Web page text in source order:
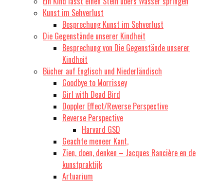
Kunst im Sehverlust
Besprechung Kunst im Sehverlust
Die Gegenstände unserer Kindheit
Besprechung von Die Gegenstände unserer
Kindheit
Bücher auf Englisch und Niederländisch
Goodbye to Morrissey
Girl with Dead Bird
Doppler Effect/Reverse Perspective
Reverse Perspective
Harvard GSD
Geachte meneer Kant,
Zien, doen, denken – Jacques Rancière en de
kunstpraktijk
Artuarium